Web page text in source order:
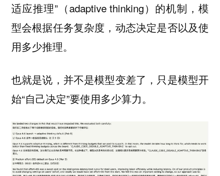
适应推理”（adaptive thinking）的机制，模
型会根据任务复杂度，动态决定是否以及使
用多少推理。
也就是说，并不是模型变差了，只是模型开
始“自己决定”要使用多少算力。